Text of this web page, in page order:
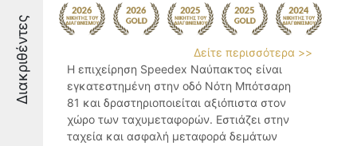
Διακριθέντες
Δείτε περισσότερα >>
Η επιχείρηση Speedex Ναύπακτος είναι
εγκατεστημένη στην οδό Νότη Μπότσαρη
81 και δραστηριοποιείται αξιόπιστα στον
χώρο των ταχυμεταφορών. Εστιάζει στην
ταχεία και ασφαλή μεταφορά δεμάτων